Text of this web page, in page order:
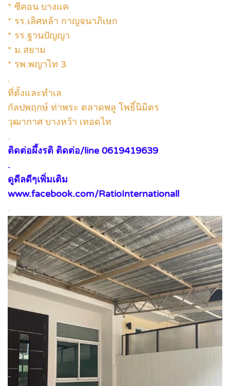
* ซีคอน บางแค
* รร.เลิศหล้า กาญจนาภิเษก
* รร.ฐานปัญญา
* ม.สยาม
* รพ.พญาไท 3
.
ที่ตั้งและทำเล
กัลปพฤกษ์ ท่าพระ ตลาดพลู โพธิ์นิมิตร
วุฒากาศ บางหว้า เทอดไท
.
ติดต่อผึ้งรติ ติดต่อ/line 0619419639
.
ดูดีลดีๆเพิ่มเติม
www.facebook.com/RatioInternationall
.